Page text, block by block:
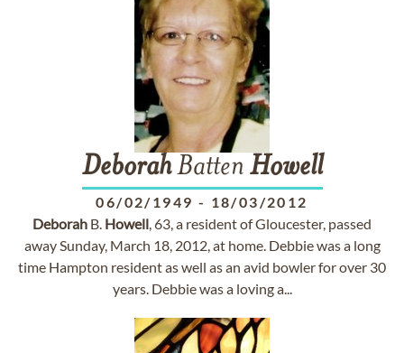
DeborahBatten Howell
06/02/1949 - 18/03/2012
Deborah B. Howell, 63, a resident of Gloucester, passed
away Sunday, March 18, 2012, at home. Debbie was a long
time Hampton resident as well as an avid bowler for over 30
years. Debbie was a loving a...